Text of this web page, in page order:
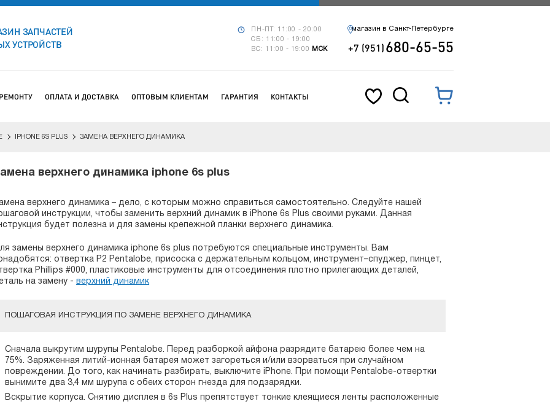
ЗАПЧАСТЕЙ
УСТРОЙСТВ
ПН-ПТ: 11:00 - 20:00
СБ: 11:00 - 19:00
ВС: 11:00 - 19:00
МСК
магазин в Санкт-Петербурге
+7 (951)680-65-55
ОПЛАТА И ДОСТАВКА ОПТОВЫМ КЛИЕНТАМ ГАРАНТИЯ КОНТАКТЫ
IPHONE 6S PLUS ЗАМЕНА ВЕРХНЕГО ДИНАМИКА
верхнего динамика iphone 6s plus
верхнего динамика – дело, с которым можно справиться самостоятельно. Следуйте нашей
инструкции, чтобы заменить верхний динамик в iPhone 6s Plus своими руками. Данная
будет полезна и для замены крепежной планки верхнего динамика.
замены верхнего динамика iphone 6s plus потребуются специальные инструменты. Вам
отвертка P2 Pentalobe, присоска с держательным кольцом, инструмент–спуджер, пинцет,
Phillips #000, пластиковые инструменты для отсоединения плотно прилегающих деталей,
на замену -верхний динамик
ПОШАГОВАЯ ИНСТРУКЦИЯ ПО ЗАМЕНЕ ВЕРХНЕГО ДИНАМИКА
Сначала выкрутим шурупы Pentalobe. Перед разборкой айфона разрядите батарею более чем на
75%. Заряженная литий-ионная батарея может загореться и/или взорваться при случайном
повреждении. До того, как начинать разбирать, выключите iPhone. При помощи Pentalobe-отвертки
вынимите два 3,4 мм шурупа с обеих сторон гнезда для подзарядки.
Вскрытие корпуса. Снятию дисплея в 6s Plus препятствует тонкие клеящиеся ленты расположенные